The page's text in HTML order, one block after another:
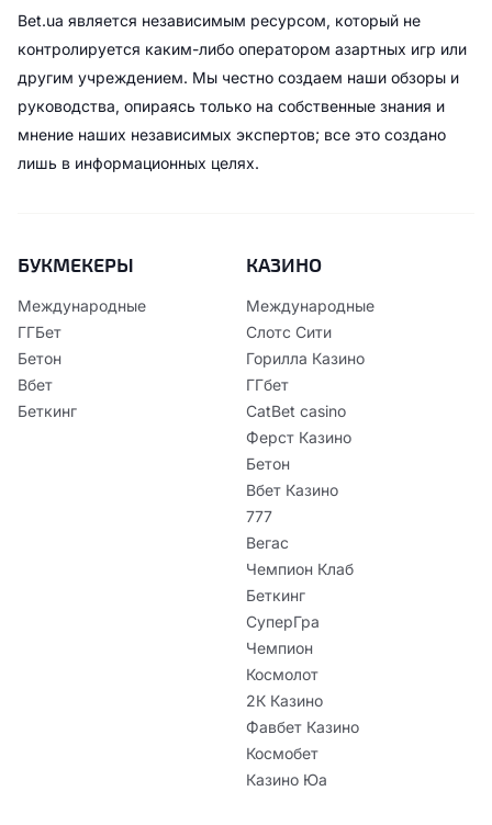
Bet.ua является независимым ресурсом, который не
контролируется каким-либо оператором азартных игр или
другим учреждением. Мы честно создаем наши обзоры и
руководства, опираясь только на собственные знания и
мнение наших независимых экспертов; все это создано
лишь в информационных целях.
БУКМЕКЕРЫ
Международные
ГГБет
Бетон
Вбет
Беткинг
КАЗИНО
Международные
Слотс Сити
Горилла Казино
ГГбет
CatBet casino
Ферст Казино
Бетон
Вбет Казино
777
Вегас
Чемпион Клаб
Беткинг
СуперГра
Чемпион
Космолот
2К Казино
Фавбет Казино
Космобет
Казино Юа